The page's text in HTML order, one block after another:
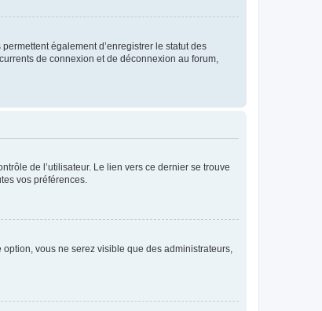
également d’enregistrer le statut des
de connexion et de déconnexion au forum,
de l’utilisateur. Le lien vers ce dernier se trouve
vos préférences.
vous ne serez visible que des administrateurs,